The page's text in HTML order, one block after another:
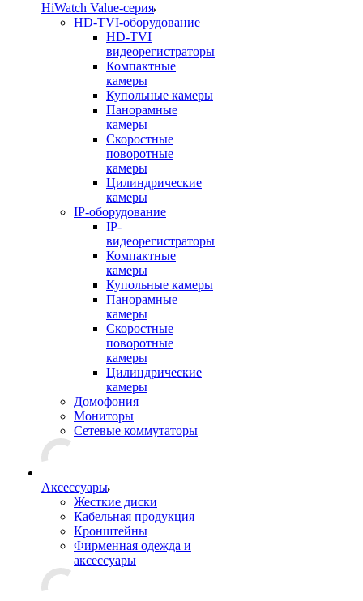
HiWatch Value-серия
HD-TVI-оборудование
HD-TVI
видеорегистраторы
Компактные
камеры
Купольные камеры
Панорамные
камеры
Скоростные
поворотные
камеры
Цилиндрические
камеры
IP-оборудование
IP-
видеорегистраторы
Компактные
камеры
Купольные камеры
Панорамные
камеры
Скоростные
поворотные
камеры
Цилиндрические
камеры
Домофония
Мониторы
Сетевые коммутаторы
Аксессуары
Жесткие диски
Кабельная продукция
Кронштейны
Фирменная одежда и
аксессуары